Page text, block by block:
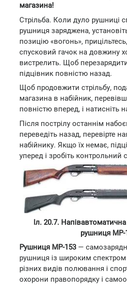
магазина!
Стрільба. Коли дуло рушниці
рушниця заряджена,
позицію «вогонь»,
спусковий гачок на довжину
вистрелить. Щоб
підцівник повністю назад.
Щоб продовжити стрільбу,
магазина в набійник,
повністю вперед, і натисніть
Після пострілу останнім
переведіть назад, перевірте
набійнику. Якщо їх немає,
уперед і зробіть контрольний
Іл. 20.7.
рушниця МР-
Рушниця МР-153 —
рушниця із широким спектром
різних видів полювання і
охорони правопорядку і